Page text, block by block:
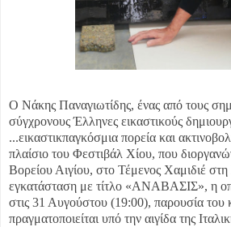
Ο Νάκης Παναγιωτίδης, ένας από τους
σύγχρονους Έλληνες εικαστικούς
...εικαστικπαγκόσμια πορεία και
πλαίσιο του Φεστιβάλ Χίου, που
Βορείου Αιγίου, στο Τέμενος Χαμιδιέ
εγκατάσταση με τίτλο «ΑΝΑΒΑΣΙΣ», η
στις 31 Αυγούστου (19:00), παρουσία του
πραγματοποιείται υπό την αιγίδα της